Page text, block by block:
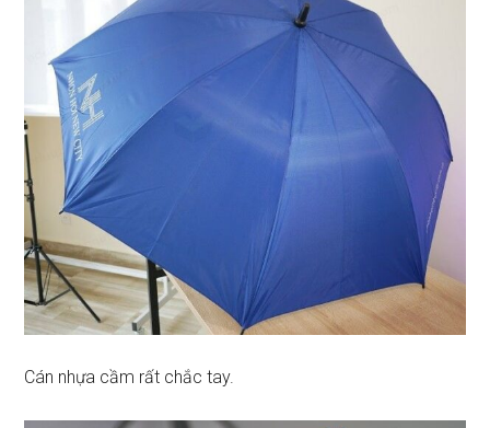
Cán nhựa cầm rất chắc tay.